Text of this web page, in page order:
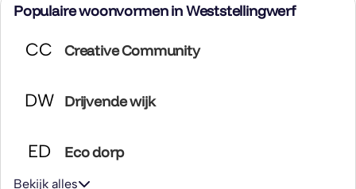
Populaire woonvormen in Weststellingwerf
CC Creative Community
DW Drijvende wijk
ED Eco dorp
Bekijk alles